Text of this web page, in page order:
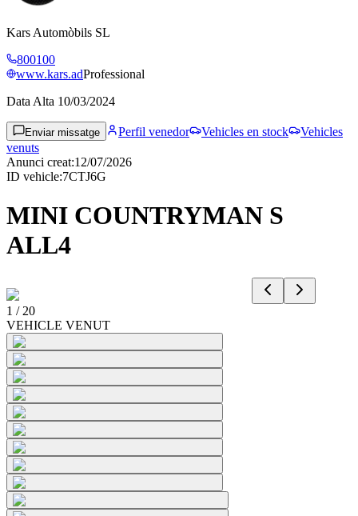
Kars Automòbils SL
800100
www.kars.adProfessional
Data Alta 10/03/2024
Enviar missatge Perfil venedor Vehicles en stock
Vehicles
venuts
Anunci creat:12/07/2026
ID vehicle:7CTJ6G
MINI COUNTRYMAN S
ALL4
1 / 20
VEHICLE VENUT